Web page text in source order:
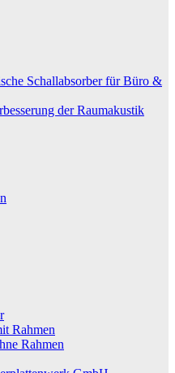
Schallabsorber für Büro &
der Raumakustik
Rahmen
Rahmen